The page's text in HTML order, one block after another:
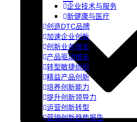
企业技术与服务
新健康与医疗
创造DTC品牌
加速企业创新
创新业务增长
产品驱动增长
转型敏捷组织
精益产品创新
培养创新能力
提升创新领导力
运营创新转型
营销创新趋势报告